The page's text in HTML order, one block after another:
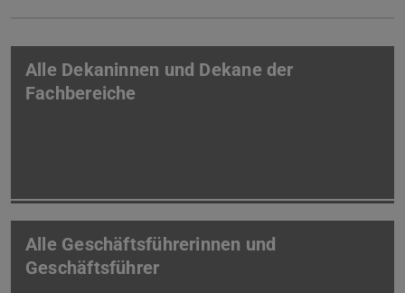
Alle Dekaninnen und Dekane der
Fachbereiche
Alle Geschäftsführerinnen und
Geschäftsführer